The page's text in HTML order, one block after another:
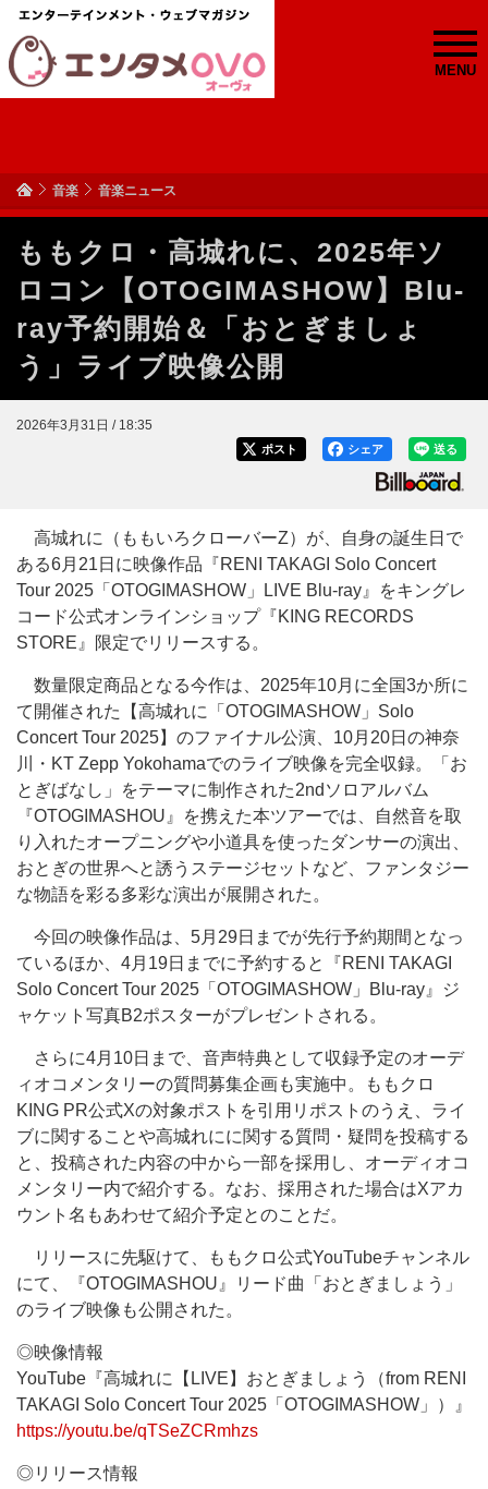
MENU
音楽 音楽ニュース
ももクロ・高城れに、2025年ソ
ロコン【OTOGIMASHOW】Blu-
ray予約開始＆「おとぎましょ
う」ライブ映像公開
2026年3月31日 / 18:35
送る
シェア
ポスト
高城れに（ももいろクローバーZ）が、自身の誕生日で
ある6月21日に映像作品『RENI TAKAGI Solo Concert
Tour 2025「OTOGIMASHOW」LIVE Blu-ray』をキングレ
コード公式オンラインショップ『KING RECORDS
STORE』限定でリリースする。
数量限定商品となる今作は、2025年10月に全国3か所に
て開催された【高城れに「OTOGIMASHOW」Solo
Concert Tour 2025】のファイナル公演、10月20日の神奈
川・KT Zepp Yokohamaでのライブ映像を完全収録。「お
とぎばなし」をテーマに制作された2ndソロアルバム
『OTOGIMASHOU』を携えた本ツアーでは、自然音を取
り入れたオープニングや小道具を使ったダンサーの演出、
おとぎの世界へと誘うステージセットなど、ファンタジー
な物語を彩る多彩な演出が展開された。
今回の映像作品は、5月29日までが先行予約期間となっ
ているほか、4月19日までに予約すると『RENI TAKAGI
Solo Concert Tour 2025「OTOGIMASHOW」Blu-ray』ジ
ャケット写真B2ポスターがプレゼントされる。
さらに4月10日まで、音声特典として収録予定のオーデ
ィオコメンタリーの質問募集企画も実施中。ももクロ
KING PR公式Xの対象ポストを引用リポストのうえ、ライ
ブに関することや高城れにに関する質問・疑問を投稿する
と、投稿された内容の中から一部を採用し、オーディオコ
メンタリー内で紹介する。なお、採用された場合はXアカ
ウント名もあわせて紹介予定とのことだ。
リリースに先駆けて、ももクロ公式YouTubeチャンネル
にて、『OTOGIMASHOU』リード曲「おとぎましょう」
のライブ映像も公開された。
◎映像情報
YouTube『高城れに【LIVE】おとぎましょう（from RENI
TAKAGI Solo Concert Tour 2025「OTOGIMASHOW」）』
https://youtu.be/qTSeZCRmhzs
◎リリース情報